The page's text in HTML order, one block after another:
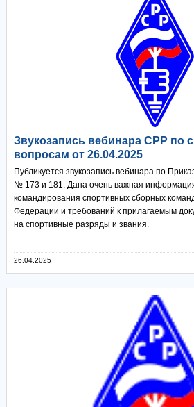
Звукозапись вебинара СРР по
вопросам от 26.04.2025
Публикуется звукозапись вебинара по
№ 173 и 181. Дана очень важная
командирования спортивных сборных
Федерации и требований к прилагаемым
на спортивные разряды и звания.
26.04.2025